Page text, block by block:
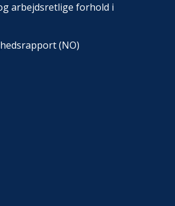
arbejdsretlige forhold i
(NO)